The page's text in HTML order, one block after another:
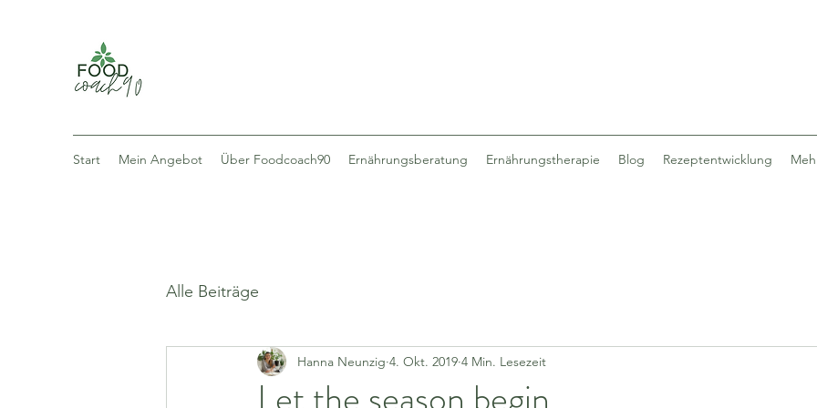
Start Mein Angebot Über Foodcoach90 Ernährungsberatung Ernährungstherapie Blog Rezeptentwicklung
Alle Beiträge
Hanna Neunzig 4. Okt. 2019 4 Min. Lesezeit